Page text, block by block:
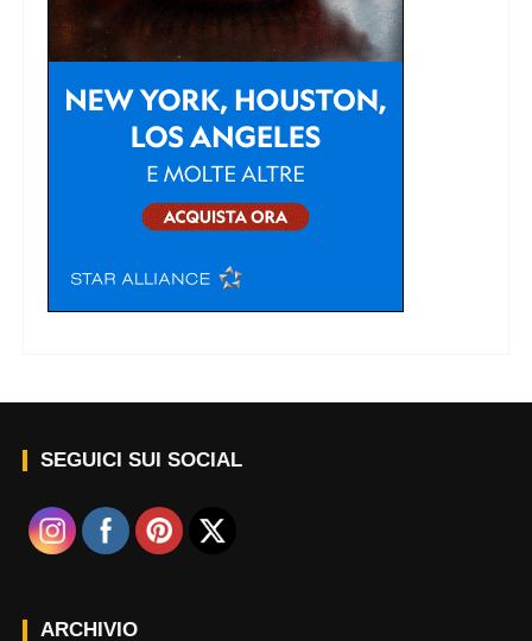
SEGUICI SUI SOCIAL
ARCHIVIO